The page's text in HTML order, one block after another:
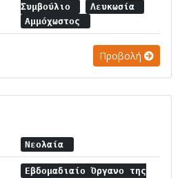
Συμβούλιο
Λευκωσία
Αμμόχωστος
Προβολή
Νεολαία
Εβδομαδιαίο Όργανο της